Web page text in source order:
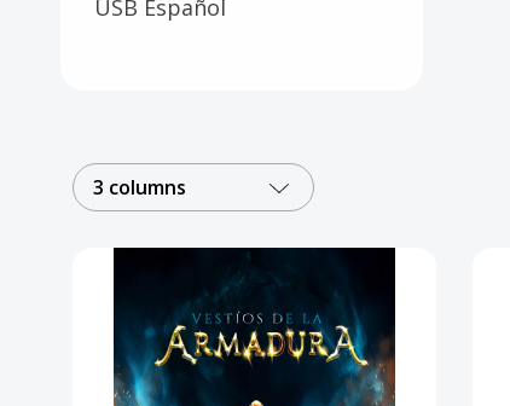
USB Español
3 columns